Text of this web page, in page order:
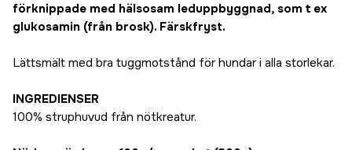
förknippade med hälsosam leduppbyggnad, som t ex
glukosamin (från brosk). Färskfryst.
Lättsmält med bra tuggmotstånd för hundar i alla storlekar.
INGREDIENSER
100% struphuvud från nötkreatur.